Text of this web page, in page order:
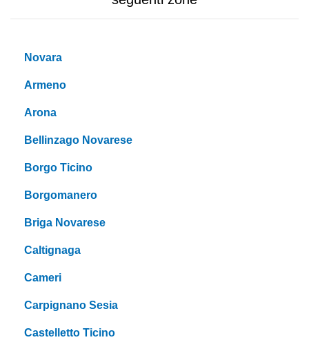
Novara
Armeno
Arona
Bellinzago Novarese
Borgo Ticino
Borgomanero
Briga Novarese
Caltignaga
Cameri
Carpignano Sesia
Castelletto Ticino